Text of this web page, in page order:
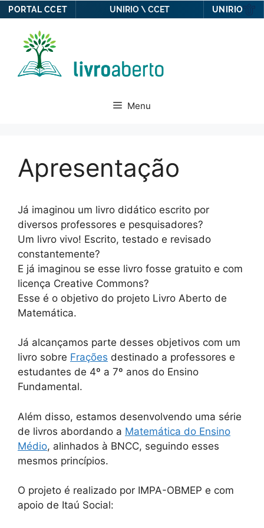
PORTAL CCET UNIRIO \ CCET UNIRIO
conteúdo
Menu
Apresentação
Já imaginou um livro didático escrito por
diversos professores e pesquisadores?
Um livro vivo! Escrito, testado e revisado
constantemente?
E já imaginou se esse livro fosse gratuito e com
licença Creative Commons?
Esse é o objetivo do projeto Livro Aberto de
Matemática.
Já alcançamos parte desses objetivos com um
livro sobre Frações destinado a professores e
estudantes de 4º a 7º anos do Ensino
Fundamental.
Além disso, estamos desenvolvendo uma série
de livros abordando a Matemática do Ensino
Médio, alinhados à BNCC, seguindo esses
mesmos princípios.
O projeto é realizado por IMPA-OBMEP e com
apoio de Itaú Social: